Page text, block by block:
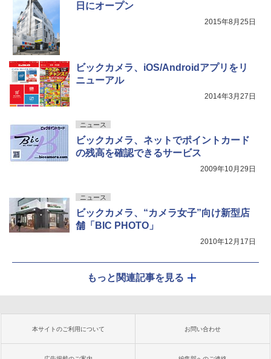
日にオープン
2015年8月25日
ビックカメラ、iOS/Androidアプリをリ
ニューアル
2014年3月27日
ニュース
ビックカメラ、ネットでポイントカード
の残高を確認できるサービス
2009年10月29日
ニュース
ビックカメラ、“カメラ女子”向け新型店
舗「BIC PHOTO」
2010年12月17日
もっと関連記事を見る
本サイトのご利用について お問い合わせ